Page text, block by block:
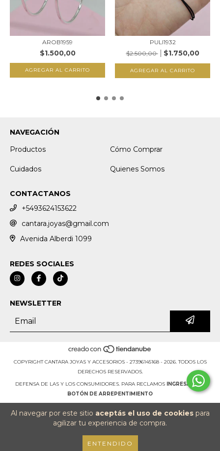
Al navegar por este sitio aceptás el uso de cookiespara
agilizar tu experiencia de compra.
ENTENDIDO
AROB1959
$1.500,00
AGREGAR AL CARRITO
PULI1932
$2.500,00
$1.750,00
AGREGAR AL CARRITO
NAVEGACIÓN
Productos
Cómo Comprar
Cuidados Quienes Somos
CONTACTANOS
+5493624153622
cantara.joyas@gmail.com
Avenida Alberdi 1099
REDES SOCIALES
NEWSLETTER
COPYRIGHT CANTARA JOYAS Y ACCESORIOS - 27396145168 - 2026. TODOS LOS
DERECHOS RESERVADOS.
DEFENSA DE LAS Y LOS CONSUMIDORES. PARA RECLAMOS
INGRESÁ ACÁ.
BOTÓN DE ARREPENTIMIENTO